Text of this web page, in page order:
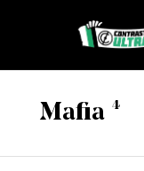
Mafia 4